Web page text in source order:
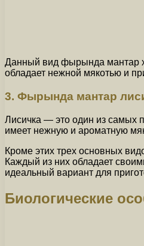
Данный вид фырында мантар
обладает нежной мякотью и
3. Фырында мантар
Лисичка — это один из самых
имеет нежную и ароматную
Кроме этих трех основных
Каждый из них обладает
идеальный вариант для
Биологические